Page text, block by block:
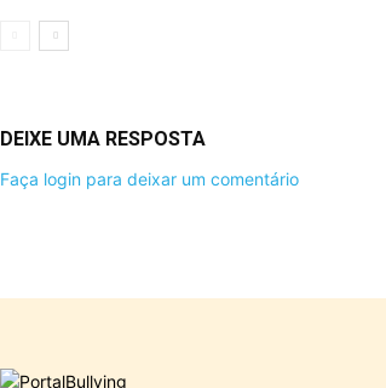
DEIXE UMA RESPOSTA
Faça login para deixar um comentário